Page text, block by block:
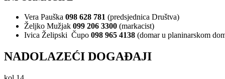
Vera Pauška 098 628 781 (predsjednica Društva)
Željko Mužjak 099 206 3300 (markacist)
Ivica Želipski Čupo 098 965 4138 (domar u planinarskom
NADOLAZEĆI DOGAĐAJI